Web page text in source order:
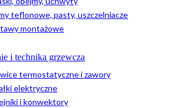
teflonowe, pasty, uszczelniacze
montażowe
i technika grzewcza
termostatyczne i zawory
elektryczne
i konwektory